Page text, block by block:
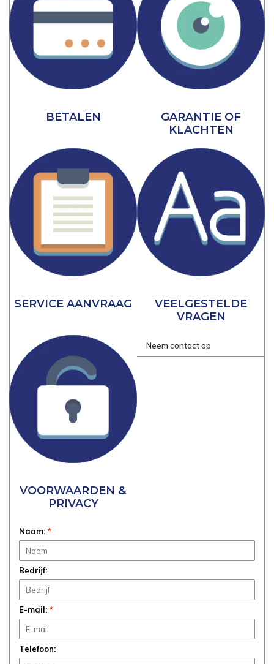
BETALEN
GARANTIE OF
KLACHTEN
SERVICE AANVRAAG
VEELGESTELDE
VRAGEN
VOORWAARDEN &
PRIVACY
Neem contact op
Naam: *
Bedrijf:
E-mail: *
Telefoon: